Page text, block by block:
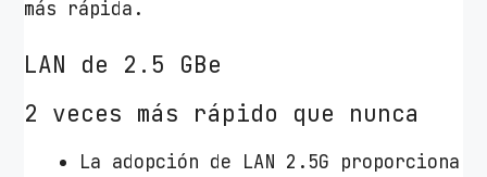
más rápida.
LAN de 2.5 GBe
2 veces más rápido que nunca
La adopción de LAN 2.5G proporciona